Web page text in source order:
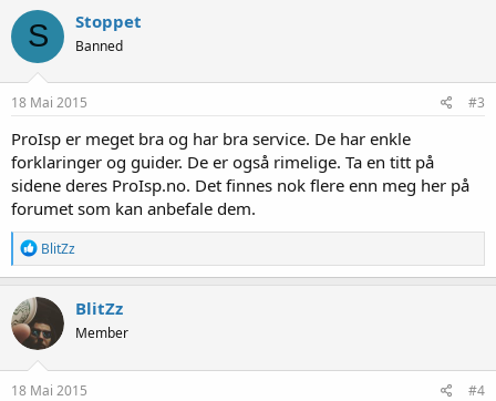
k
s
j
o
n
e
:
S Stoppet
Banned
18 Mai 2015 #3
ProIsp er meget bra og har bra service. De har enkle
forklaringer og guider. De er også rimelige. Ta en titt på
sidene deres ProIsp.no. Det finnes nok flere enn meg her på
forumet som kan anbefale dem.
R
e
a
k
j
o
n
e
BlitZz
BlitZz
Member
18 Mai 2015 #4